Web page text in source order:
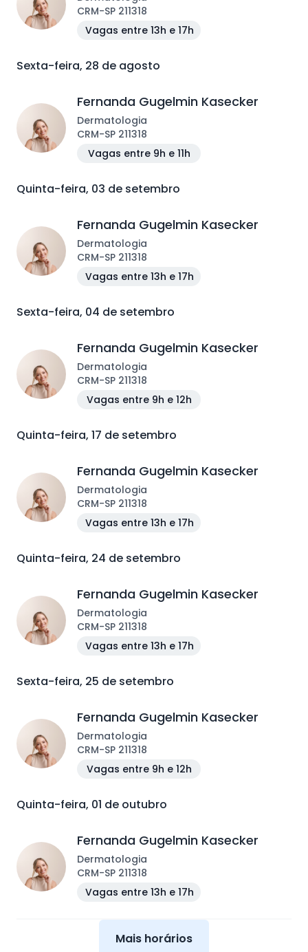
CRM-SP 211318
Vagas entre 13h e 17h
Sexta-feira, 28 de agosto
Fernanda Gugelmin Kasecker
Dermatologia
CRM-SP 211318
Vagas entre 9h e 11h
Quinta-feira, 03 de setembro
Fernanda Gugelmin Kasecker
Dermatologia
CRM-SP 211318
Vagas entre 13h e 17h
Sexta-feira, 04 de setembro
Fernanda Gugelmin Kasecker
Dermatologia
CRM-SP 211318
Vagas entre 9h e 12h
Quinta-feira, 17 de setembro
Fernanda Gugelmin Kasecker
Dermatologia
CRM-SP 211318
Vagas entre 13h e 17h
Quinta-feira, 24 de setembro
Fernanda Gugelmin Kasecker
Dermatologia
CRM-SP 211318
Vagas entre 13h e 17h
Sexta-feira, 25 de setembro
Fernanda Gugelmin Kasecker
Dermatologia
CRM-SP 211318
Vagas entre 9h e 12h
Quinta-feira, 01 de outubro
Fernanda Gugelmin Kasecker
Dermatologia
CRM-SP 211318
Vagas entre 13h e 17h
Mais horários